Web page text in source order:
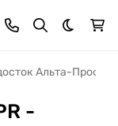
Темная
Альта-
-